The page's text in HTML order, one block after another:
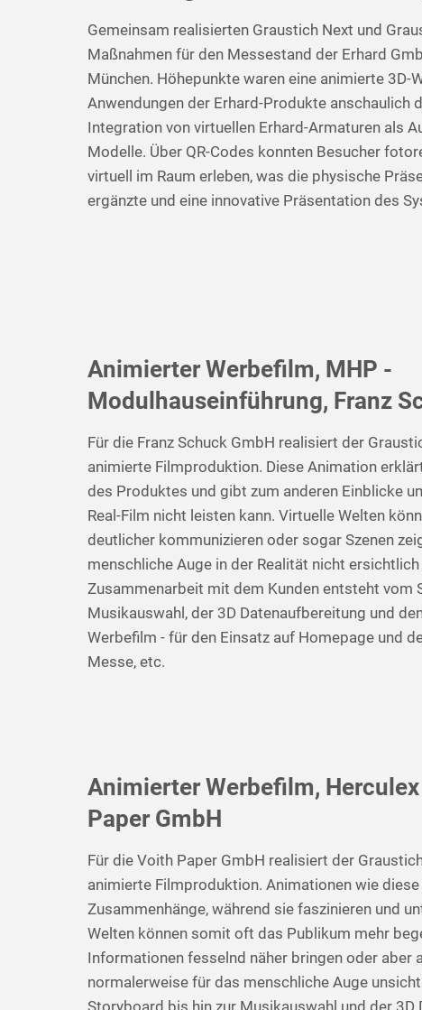
Gemeinsam realisierten Graustich Next und
Maßnahmen für den Messestand der Erhard
München. Höhepunkte waren eine animierte 3D-
Anwendungen der Erhard-Produkte anschaulich
Integration von virtuellen Erhard-Armaturen als
Modelle. Über QR-Codes konnten Besucher
virtuell im Raum erleben, was die physische
ergänzte und eine innovative Präsentation des
Animierter Werbefilm, MHP -
Modulhauseinführung, Franz
Für die Franz Schuck GmbH realisiert der
animierte Filmproduktion. Diese Animation
des Produktes und gibt zum anderen Einblicke
Real-Film nicht leisten kann. Virtuelle Welten
deutlicher kommunizieren oder sogar Szenen
menschliche Auge in der Realität nicht
Zusammenarbeit mit dem Kunden entsteht vom
Musikauswahl, der 3D Datenaufbereitung und
Werbefilm - für den Einsatz auf Homepage und
Messe, etc.
Animierter Werbefilm, Herculex
Paper GmbH
Für die Voith Paper GmbH realisiert der
animierte Filmproduktion. Animationen wie
Zusammenhänge, während sie faszinieren und
Welten können somit oft das Publikum mehr
Informationen fesselnd näher bringen oder aber
normalerweise für das menschliche Auge
Storyboard bis hin zur Musikauswahl und der 3D